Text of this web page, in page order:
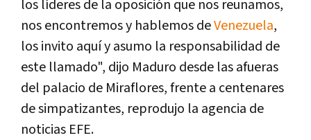
los lí­deres de la oposición que nos reunamos,
nos encontremos y hablemos deVenezuela,
los invito aquí­ y asumo la responsabilidad de
este llamado", dijo Maduro desde las afueras
del palacio de Miraflores, frente a centenares
de simpatizantes, reprodujo la agencia de
noticias EFE.